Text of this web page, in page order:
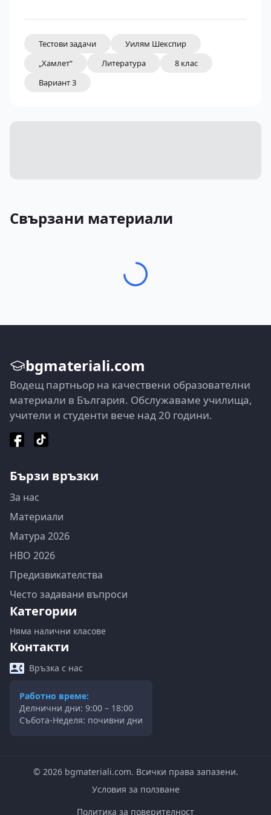
Тестови задачи
Уилям Шекспир
„Хамлет“
Литература
8 клас
Вариант 3
Свързани материали
bgmateriali.com
Водещ партньор на качествени образователни
материали в България. Обслужаваме училища,
учители и студенти вече над 20 години.
Бързи връзки
За нас
Материали
Матура 2026
НВО 2026
Предизвикателства
Често задавани въпроси
Категории
Няма налични класове
Контакти
Връзка с нас
Работно време:
Делнични дни: 9:00 – 18:00
Събота-Неделя: почивни дни
© 2026bgmateriali.com. Всички права запазени.
Условия за ползване
Политика за поверителност